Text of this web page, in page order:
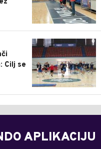
0
Cilj se
APLIKACIJU